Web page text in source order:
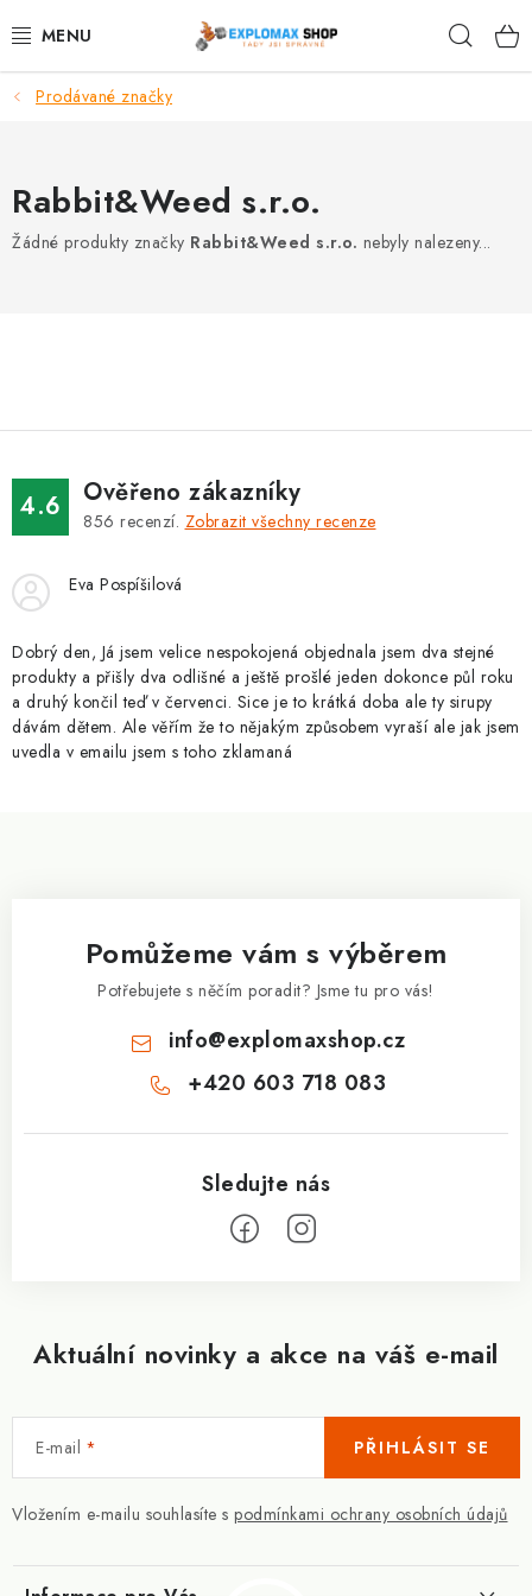
na
%AKCE
ZNAČKY
Kontakty Slovník pojmů
Podmínky ochrany osobních údajů
Doprava a platba
Slevový systém
Vše o nákupu
Prodávané značky
Rabbit&Weed s.r.o.
Žádné produkty značky Rabbit&Weed s.r.o. nebyly nalezeny...
4.6 Ověřeno zákazníky
856 recenzí. Zobrazit všechny recenze
Eva Pospíšilová
Dobrý den, Já jsem velice nespokojená objednala jsem dva stejné
produkty a přišly dva odlišné a ještě prošlé jeden dokonce půl roku
a druhý končil teď v červenci. Sice je to krátká doba ale ty sirupy
dávám dětem. Ale věřím že to nějakým způsobem vyraší ale jak jsem
uvedla v emailu jsem s toho zklamaná
Aktuální novinky a akce na váš e-mail
E-mail
Vložením e-mailu souhlasíte s podmínkami ochrany osobních údajů
PŘIHLÁSIT SE
Pomůžeme vám s výběrem
Potřebujete s něčím poradit? Jsme tu pro vás!
info@explomaxshop.cz
+420 603 718 083